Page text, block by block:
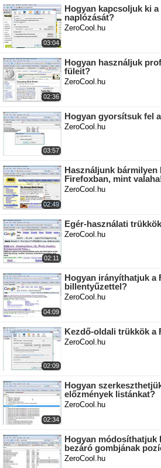
03:04
Hogyan kapcsoljuk ki
naplózását?
ZeroCool.hu
02:36
Hogyan használjuk
füleit?
ZeroCool.hu
03:57
Hogyan gyorsítsuk fel
ZeroCool.hu
02:49
Használjunk
Firefoxban, mint
ZeroCool.hu
02:11
Egér-használati
ZeroCool.hu
04:09
Hogyan irányíthatjuk a
billentyűzettel?
ZeroCool.hu
02:09
Kezdő-oldali trükkök a
ZeroCool.hu
02:34
Hogyan
előzmények listánkat?
ZeroCool.hu
Hogyan módosíthatjuk
bezáró gombjának
ZeroCool.hu